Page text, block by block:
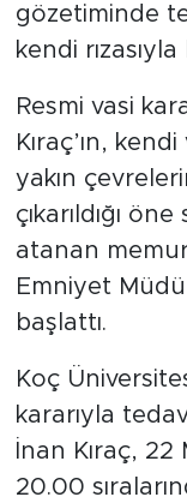
gözetiminde
kendi
Resmi vasi
Kıraç’ın,
yakın
çıkarıldığı
atanan
Emniyet
başlattı.
Koç
kararıyla
İnan Kıraç, 22
20.00